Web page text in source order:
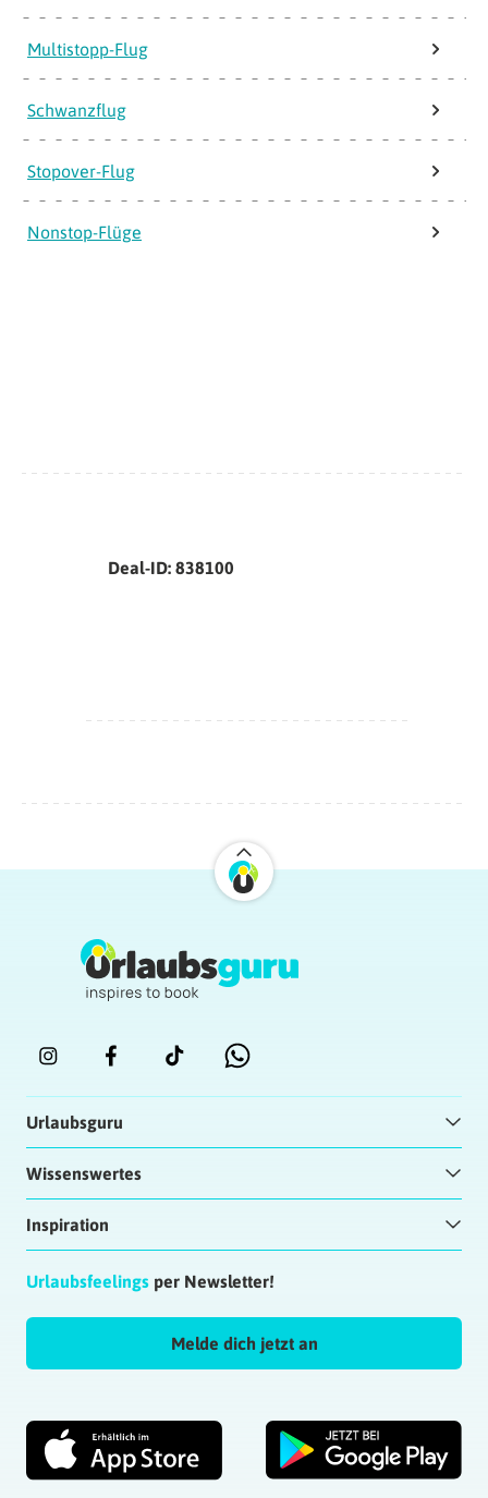
Multistopp-Flug
Schwanzflug
Stopover-Flug
Nonstop-Flüge
Deal-ID: 838100
Urlaubsguru
Wissenswertes
Inspiration
Urlaubsfeelings per Newsletter!
Melde dich jetzt an